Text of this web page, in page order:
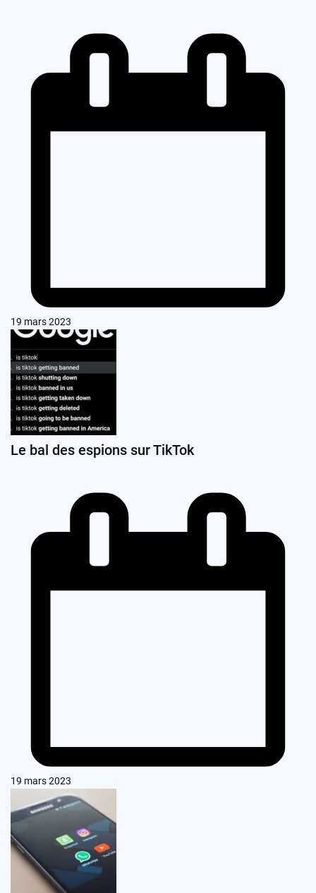
19 mars 2023
Le bal des espions sur TikTok
19 mars 2023